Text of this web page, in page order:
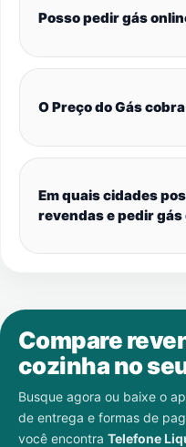
Posso pedir gás
O Preço do Gás
Em quais cidades
revendas e pedir gás
Compare
cozinha no
Busque agora ou baixe o
de entrega e formas de
você encontra Telefone